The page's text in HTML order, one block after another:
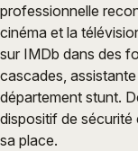
professionnelle
cinéma et la
sur IMDb dans des
cascades,
département stunt.
dispositif de sécurité
sa place.